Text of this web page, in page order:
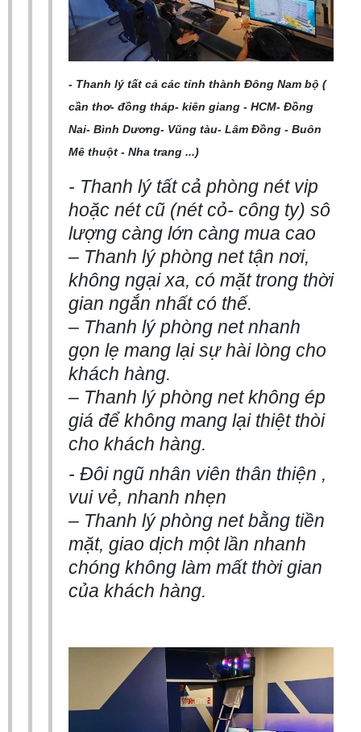
- Thanh lý tất cả các tỉnh thành Đông Nam bộ (
cần thơ- đồng tháp- kiên giang - HCM- Đồng
Nai- Bình Dương- Vũng tàu- Lâm Đồng - Buôn
Mê thuột - Nha trang ...)
- Thanh lý tất cả phòng nét vip
hoặc nét cũ (nét cỏ- công ty) sô
lượng càng lớn càng mua cao
– Thanh lý phòng net tận nơi,
không ngại xa, có mặt trong thời
gian ngắn nhất có thế.
– Thanh lý phòng net nhanh
gọn lẹ mang lại sự hài lòng cho
khách hàng.
– Thanh lý phòng net không ép
giá để không mang lại thiệt thòi
cho khách hàng.
- Đôi ngũ nhân viên thân thiện ,
vui vẻ, nhanh nhẹn
– Thanh lý phòng net bằng tiền
mặt, giao dịch một lần nhanh
chóng không làm mất thời gian
của khách hàng.